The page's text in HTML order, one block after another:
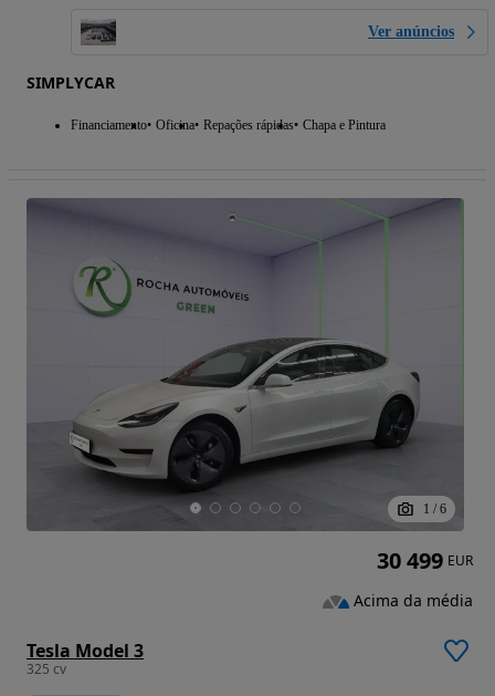
Ver anúncios
SIMPLYCAR
Financiamento Oficina Repações rápidas Chapa e Pintura
1 / 6
Tesla Model 3
325 cv
30 499 EUR
Acima da média